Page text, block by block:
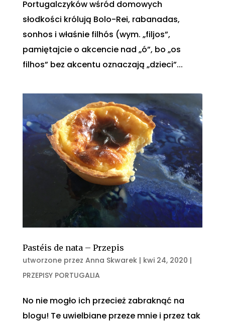
Portugalczyków wśród domowych
słodkości królują Bolo-Rei, rabanadas,
sonhos i właśnie filhós (wym. „filjos”,
pamiętajcie o akcencie nad „ó”, bo „os
filhos” bez akcentu oznaczają „dzieci”...
Pastéis de nata – Przepis
utworzone przez Anna Skwarek| kwi 24, 2020 |
PRZEPISY PORTUGALIA
No nie mogło ich przecież zabraknąć na
blogu! Te uwielbiane przeze mnie i przez tak